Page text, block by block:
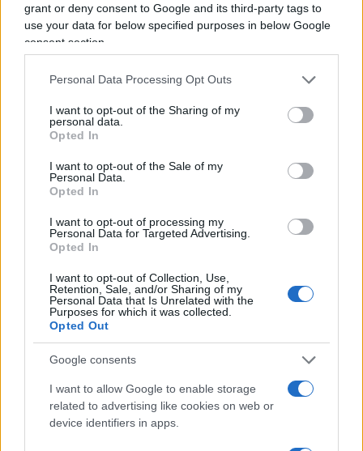
grant or deny consent to Google and its third-party tags to
use your data for below specified purposes in below Google
consent section.
Personal Data Processing Opt Outs
I want to opt-out of the Sharing of my
personal data.
Opted In
I want to opt-out of the Sale of my
Personal Data.
Opted In
I want to opt-out of processing my
Personal Data for Targeted Advertising.
Opted In
I want to opt-out of Collection, Use,
Retention, Sale, and/or Sharing of my
Personal Data that Is Unrelated with the
Purposes for which it was collected.
Opted Out
Google consents
I want to allow Google to enable storage
related to advertising like cookies on web or
device identifiers in apps.
Elly Schlein prenda nota: senza
di Alessandro Bonelli
26 Giugno 2025, 18:02